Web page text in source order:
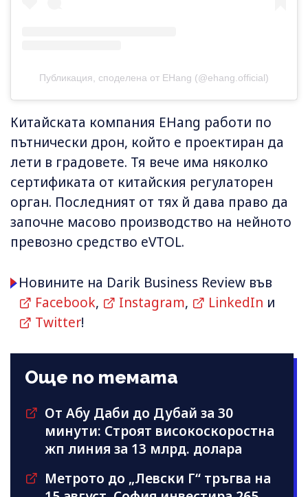
Публикация, споделена от EHang (@ehang.official)
Китайската компания EHang работи по
пътнически дрон, който е проектиран да
лети в градовете. Тя вече има няколко
сертификата от китайския регулаторен
орган. Последният от тях й дава право да
започне масово производство на нейното
превозно средство eVTOL.
Новините на Darik Business Review във
Facebook, Instagram, LinkedIn и
Twitter!
Още по темата
От Абу Даби до Дубай за 30
минути: Строят високоскоростна
жп линия за 13 млрд. долара
Метрото до „Левски Г“ тръгва на